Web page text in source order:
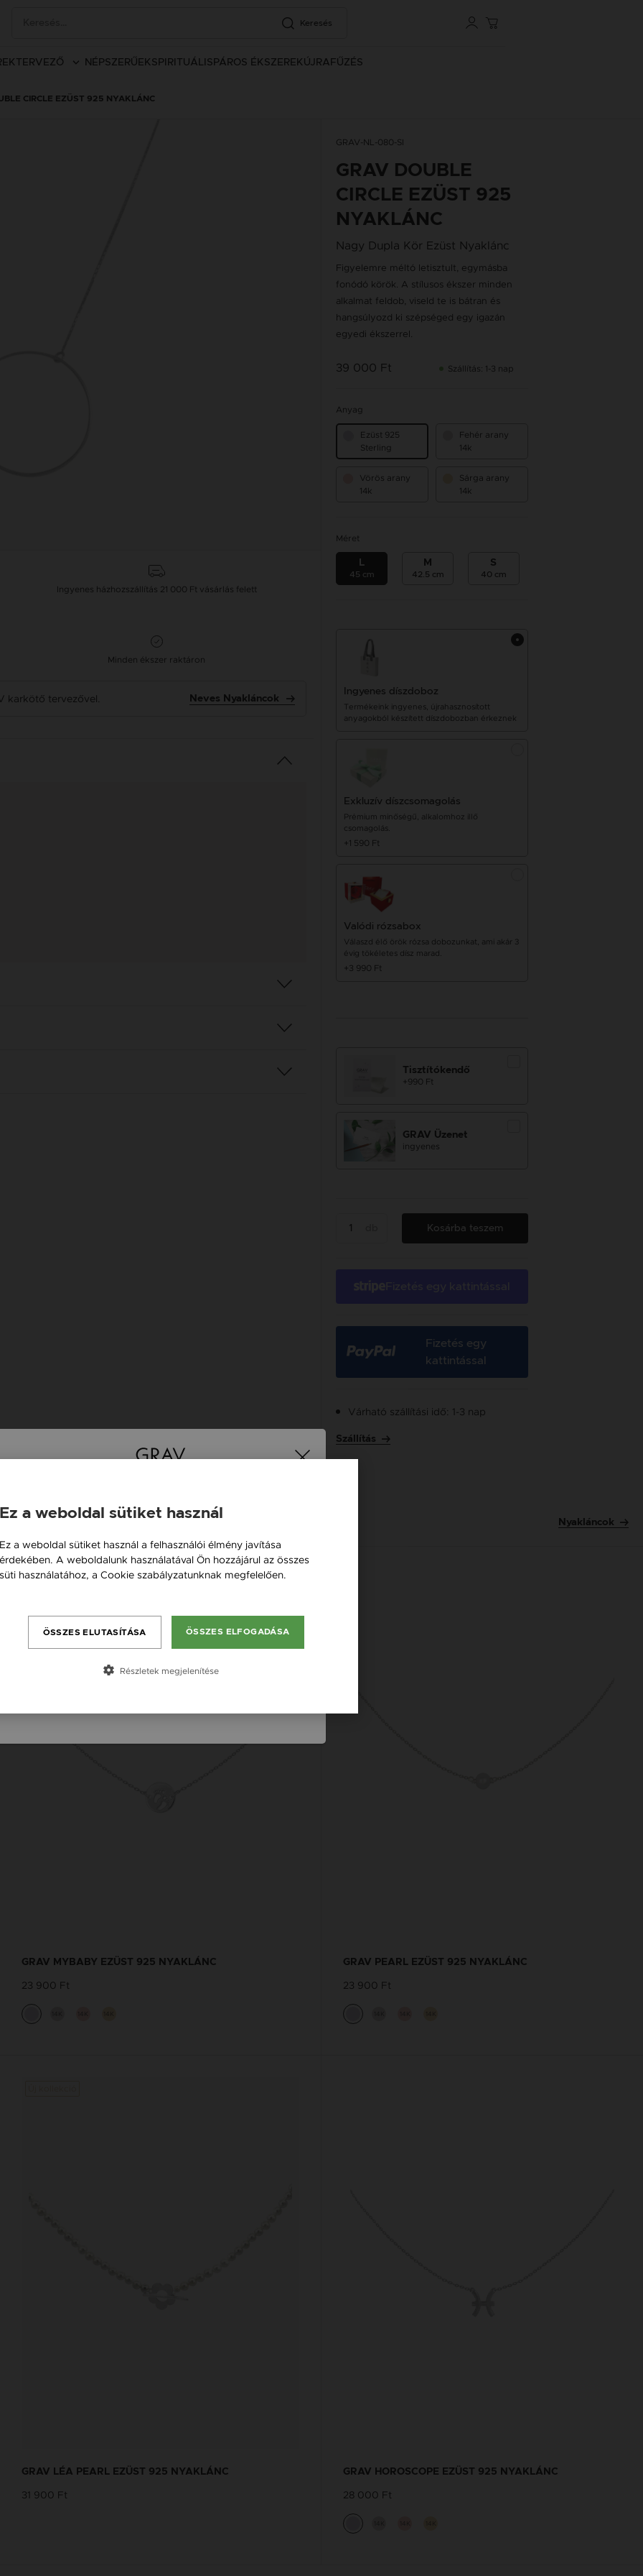
Keresés
TERVEZŐ NÉPSZERŰEK SPIRITUÁLIS PÁROS ÉKSZEREK ÚJRAFŰZÉS
CIRCLE EZÜST 925 NYAKLÁNC
Ingyenes házhozszállítás 21 000 Ft vásárlás felett
Minden ékszer raktáron
karkötő tervezővel. Neves Nyakláncok
GRAV-NL-080-SI
GRAV DOUBLE
CIRCLE EZÜST 925
NYAKLÁNC
Nagy Dupla Kör Ezüst Nyaklánc
Figyelemre méltó letisztult, egymásba
fonódó körök. A stílusos ékszer minden
alkalmat feldob, viseld te is bátran és
hangsúlyozd ki szépséged egy igazán
egyedi ékszerrel.
39 000 Ft Szállítás: 1-3 nap
Anyag
Ezüst 925
Sterling
Fehér arany
14k
Vörös arany
14k
Sárga arany
14k
Méret
L
45 cm
M
42.5 cm
S
40 cm
Ingyenes díszdoboz
Termékeink ingyenes, újrahasznosított
anyagokból készített díszdobozban érkeznek
Exkluzív díszcsomagolás
Prémium minőségű, alkalomhoz illő
csomagolás.
+1 590 Ft
Valódi rózsabox
Válaszd élő örök rózsa dobozunkat, ami akár 3
évig tökéletes dísz marad.
+3 990 Ft
Tisztítókendő
+990 Ft
GRAV Üzenet
ingyenes
Kosárba teszem
Fizetés egy
kattintással
Várható szállítási idő: 1-3 nap
Szállítás
Nyakláncok
Gravírozható
GRAV MYBABY EZÜST 925 NYAKLÁNC
23 900 Ft
GRAV PEARL EZÜST 925 NYAKLÁNC
23 900 Ft
GRAV LÉA PEARL EZÜST 925 NYAKLÁNC
31 900 Ft
GRAV HOROSCOPE EZÜST 925 NYAKLÁNC
28 000 Ft
Österreich / AT
România / RO
Slovensko / SK
Ez a weboldal sütiket használ
Ez a weboldal sütiket használ a felhasználói élmény javítása
érdekében. A weboldalunk használatával Ön hozzájárul az összes
süti használatához, a Cookie szabályzatunknak megfelelően.
ÖSSZES ELFOGADÁSA
ÖSSZES ELUTASÍTÁSA
Részletek megjelenítése